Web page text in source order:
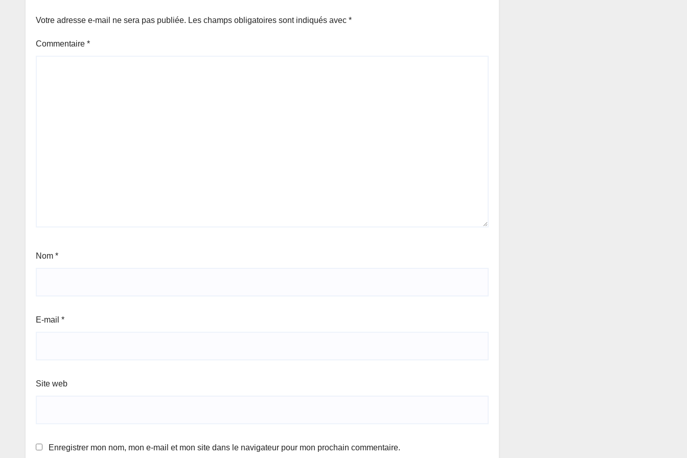
Votre adresse e-mail ne sera pas publiée. Les champs obligatoires sont indiqués avec *
Commentaire *
Nom *
E-mail *
Site web
Enregistrer mon nom, mon e-mail et mon site dans le navigateur pour mon prochain commentaire.